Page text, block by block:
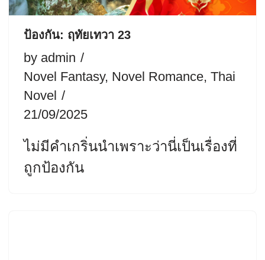
ป้องกัน: ฤทัยเทวา 23
by admin
Novel Fantasy, Novel Romance, Thai
Novel
21/09/2025
ไม่มีคำเกริ่นนำเพราะว่านี่เป็นเรื่องที่
ถูกป้องกัน